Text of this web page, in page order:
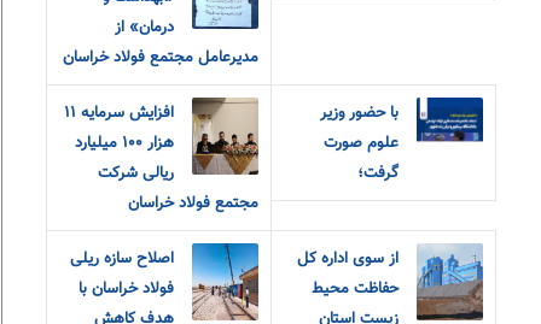
درمان» از
مدیرعامل مجتمع فولاد خراسان
با حضور وزیر
علوم صورت
گرفت؛
افزایش سرمایه ۱۱
هزار ۱۰۰ میلیارد
ریالی شرکت
مجتمع فولاد خراسان
از سوی اداره کل
حفاظت محیط
اصلاح سازه ریلی
فولاد خراسان با